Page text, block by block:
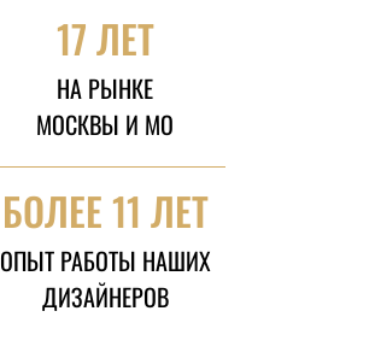
17 ЛЕТ
НА РЫНКЕ
МОСКВЫ И МО
БОЛЕЕ 11 ЛЕТ
ОПЫТ РАБОТЫ НАШИХ
ДИЗАЙНЕРОВ